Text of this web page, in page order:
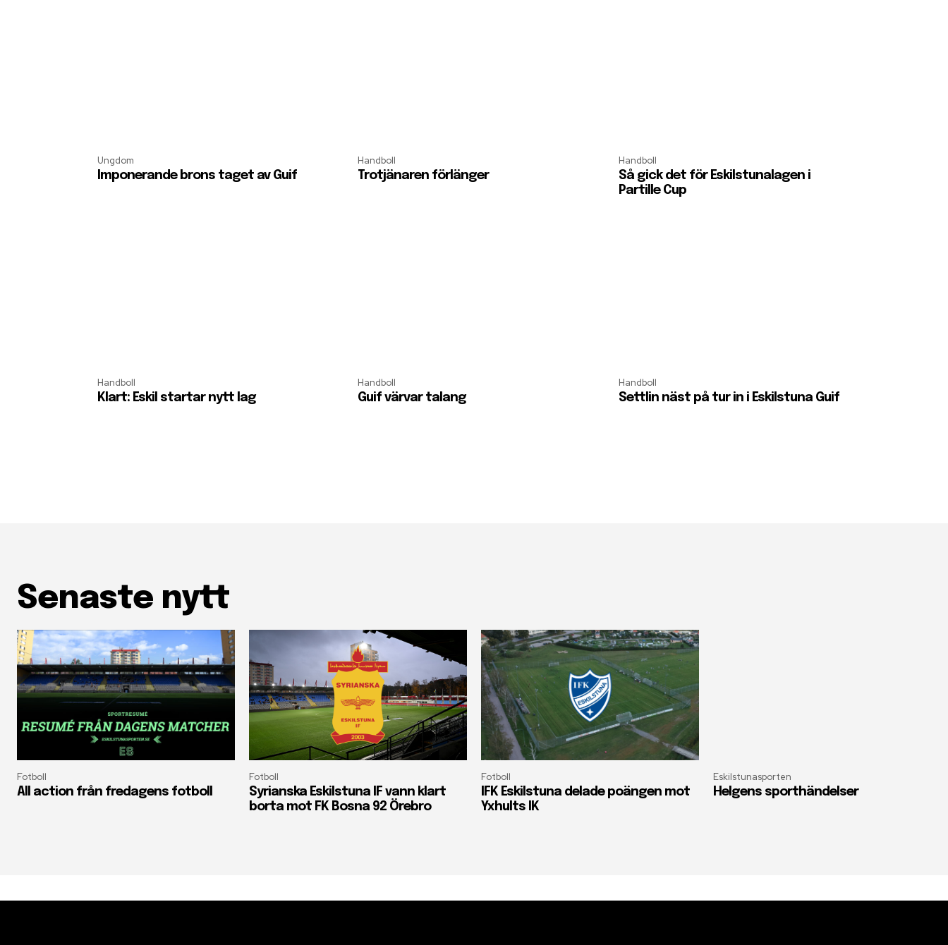
Ungdom
Imponerande brons taget av Guif
Handboll
Trotjänaren förlänger
Handboll
Så gick det för Eskilstunalagen i
Partille Cup
Handboll
Klart: Eskil startar nytt lag
Handboll
Guif värvar talang
Handboll
Settlin näst på tur in i Eskilstuna Guif
Senaste nytt
Fotboll
All action från fredagens fotboll
Fotboll
Syrianska Eskilstuna IF vann klart
borta mot FK Bosna 92 Örebro
Fotboll
IFK Eskilstuna delade poängen mot
Yxhults IK
Eskilstunasporten
Helgens sporthändelser